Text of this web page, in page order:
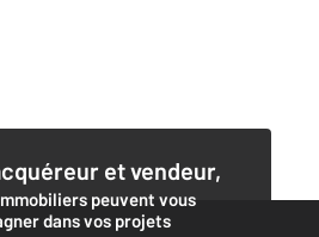
et vendeur,
peuvent vous
dans vos projets